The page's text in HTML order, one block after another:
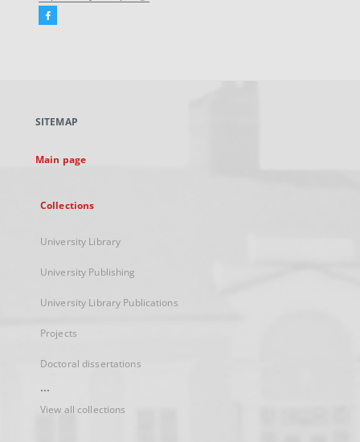
Facebook
new
SITEMAP
Main page
Collections
University Library
University Publishing
University Library Publications
Projects
Doctoral dissertations
...
View all collections